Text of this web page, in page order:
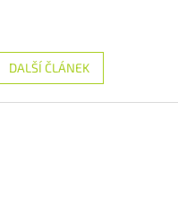
DALŠÍ ČLÁNEK